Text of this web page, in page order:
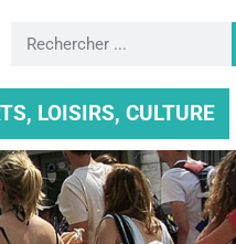
LOISIRS, CULTURE